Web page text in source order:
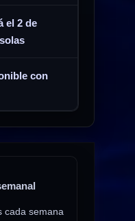
el 2 de
con
cada semana